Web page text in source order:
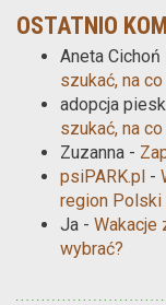
OSTATNIO
Aneta Cichoń
szukać, na
adopcja
szukać, na
Zuzanna -
psiPARK.pl -
region Polski
Ja - Wakacje
wybrać?